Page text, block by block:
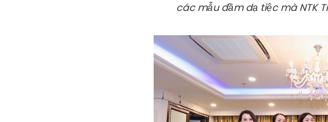
các mẫu đầm dạ tiệc mà NTK